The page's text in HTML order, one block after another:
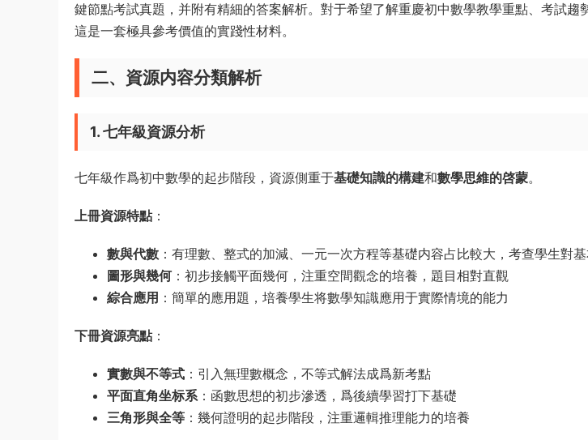
鍵節點考試真題，并附有精細的答案解析。對于希望了解重慶初中數學教學重點、考試趨
這是一套極具參考價值的實踐性材料。
二、資源内容分類解析
1. 七年級資源分析
七年級作爲初中數學的起步階段，資源側重于基礎知識的構建和數學思維的啓蒙。
上冊資源特點 ：
數與代數 ：有理數、整式的加減、一元一次方程等基礎内容占比較大，考查學生對
圖形與幾何：初步接觸平面幾何，注重空間觀念的培養，題目相對直觀
綜合應用 ：簡單的應用題，培養學生将數學知識應用于實際情境的能力
下冊資源亮點 ：
實數與不等式 ：引入無理數概念，不等式解法成爲新考點
平面直角坐标系：函數思想的初步滲透，爲後續學習打下基礎
三角形與全等 ：幾何證明的起步階段，注重邏輯推理能力的培養